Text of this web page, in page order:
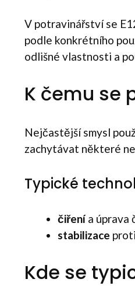
V potravinářství se
podle konkrétního
odlišné vlastnosti a
K čemu se
Nejčastější smysl
zachytávat některé
Typické
čiřenía úprava
stabilizace
Kde se